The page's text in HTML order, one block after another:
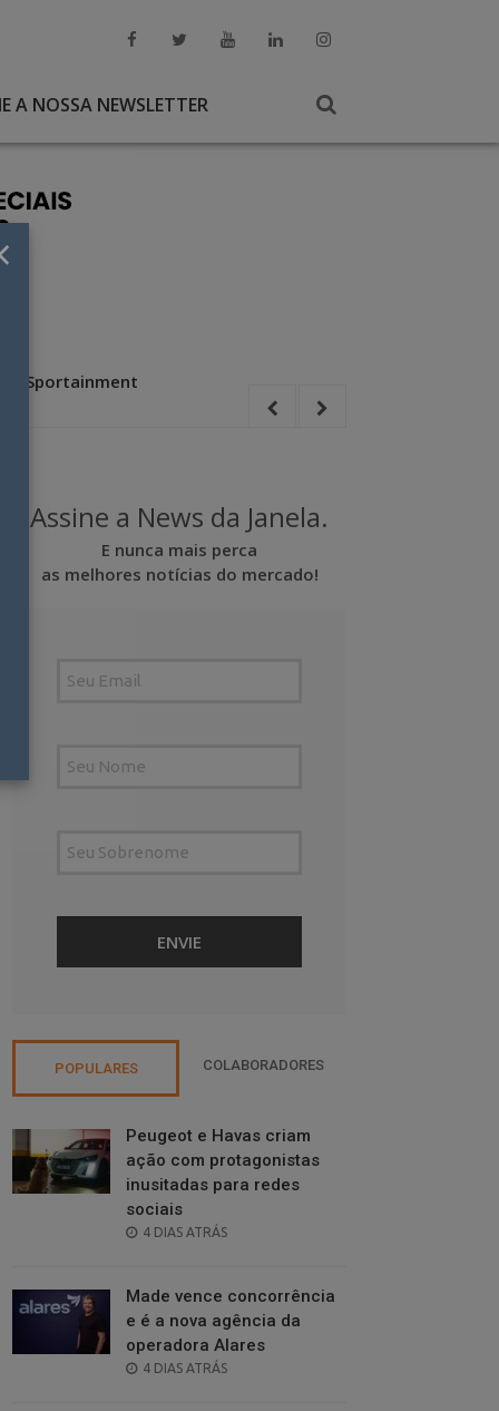
A NOSSA NEWSLETTER
Sportainment
Assine a News da Janela.
E nunca mais perca
as melhores notícias do mercado!
POPULARES COLABORADORES
Peugeot e Havas criam
ação com protagonistas
inusitadas para redes
sociais
POSTED
4 DIAS ATRÁS
Made vence concorrência
e é a nova agência da
operadora Alares
POSTED
4 DIAS ATRÁS